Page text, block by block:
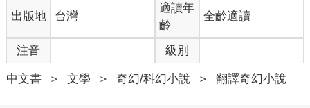
出版地 台灣
適讀年
齡
全齡適讀
注音 級別
中文書 ＞ 文學 ＞ 奇幻/科幻小說 ＞ 翻譯奇幻小說